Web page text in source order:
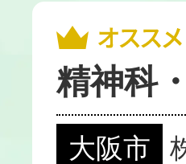
精神科
大阪市